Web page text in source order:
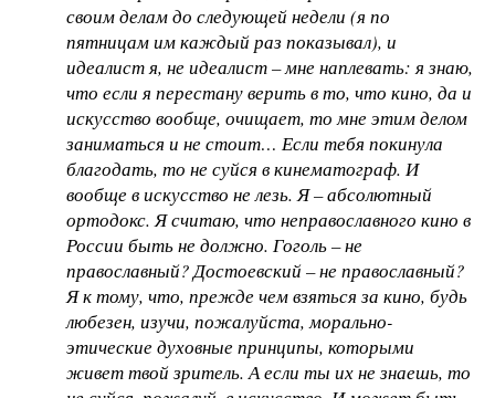
своим делам до следующей недели (я по
пятницам им каждый раз показывал), и
идеалист я, не идеалист – мне наплевать: я знаю,
что если я перестану верить в то, что кино, да и
искусство вообще, очищает, то мне этим делом
заниматься и не стоит… Если тебя покинула
благодать, то не суйся в кинематограф. И
вообще в искусство не лезь. Я – абсолютный
ортодокс. Я считаю, что неправославного кино в
России быть не должно. Гоголь – не
православный? Достоевский – не православный?
Я к тому, что, прежде чем взяться за кино, будь
любезен, изучи, пожалуйста, морально-
этические духовные принципы, которыми
живет твой зритель. А если ты их не знаешь, то